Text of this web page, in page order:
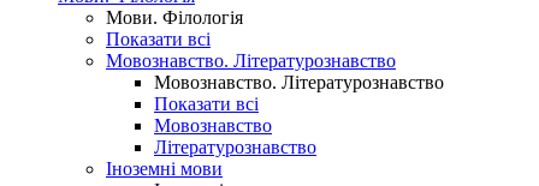
Мови. Філологія
Показати всі
Мовознавство. Літературознавство
Мовознавство. Літературознавство
Показати всі
Мовознавство
Літературознавство
Іноземні мови